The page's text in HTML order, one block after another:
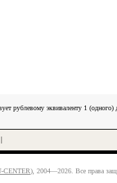
рублевому эквиваленту 1
CENTER), 2004—2026. Все права